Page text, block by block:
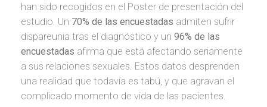
han sido recogidos en el Poster de presentación del
estudio. Un 70% de las encuestadas admiten sufrir
dispareunia tras el diagnóstico y un 96% de las
encuestadas afirma que está afectando seriamente
a sus relaciones sexuales. Estos datos desprenden
una realidad que todavía es tabú, y que agravan el
complicado momento de vida de las pacientes.